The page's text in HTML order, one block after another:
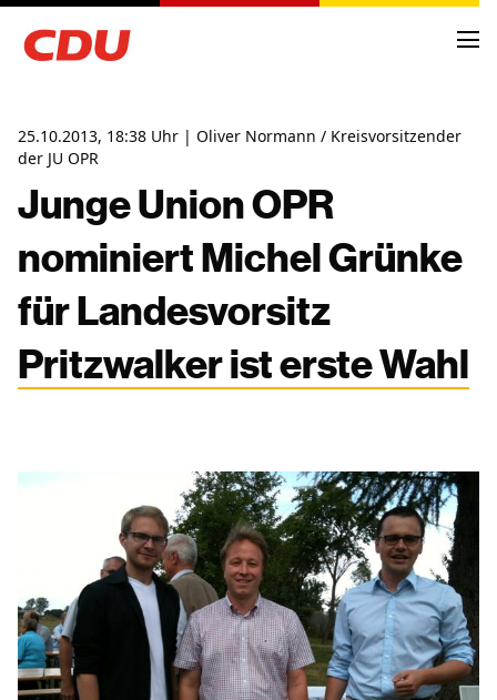
ARCHIV
KREISVORSTAND
ORTSVERBÄNDE
ANTRÄGE UND ANFRAGEN
BUNDESTAG
LANDTAG
EUROPA
CDU RHEINSBERG
25.10.2013, 18:38 Uhr | Oliver Normann / Kreisvorsitzender
der JU OPR
Junge Union OPR
nominiert Michel Grünke
für Landesvorsitz
Pritzwalker ist erste Wahl